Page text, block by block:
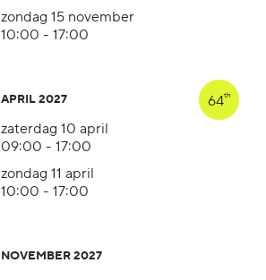
zondag 15 november
10:00 - 17:00
APRIL 2027 64th
zaterdag 10 april
09:00 - 17:00
zondag 11 april
10:00 - 17:00
NOVEMBER 2027